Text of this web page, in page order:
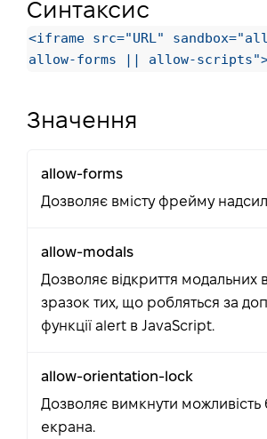
Синтаксис
<iframe src="URL"
allow-forms || allow-
Значення
allow-forms
Дозволяє вмісту фрейму
allow-modals
Дозволяє відкриття модальних
зразок тих, що робляться за
функції alert в JavaScript.
allow-orientation-lock
Дозволяє вимкнути можливість
екрана.